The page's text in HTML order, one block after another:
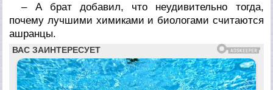
– А брат добавил, что неудивительно тогда,
почему лучшими химиками и биологами считаются
ашранцы.